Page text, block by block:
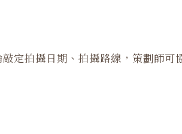
定拍攝日期、拍攝路線，策劃師可